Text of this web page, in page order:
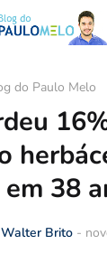
do Paulo Melo
38
Brito -